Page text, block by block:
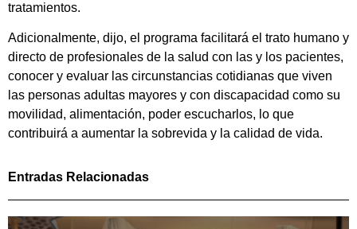
tratamientos.
Adicionalmente, dijo, el programa facilitará el trato humano y
directo de profesionales de la salud con las y los pacientes,
conocer y evaluar las circunstancias cotidianas que viven
las personas adultas mayores y con discapacidad como su
movilidad, alimentación, poder escucharlos, lo que
contribuirá a aumentar la sobrevida y la calidad de vida.
Entradas Relacionadas